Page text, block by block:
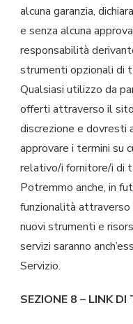
alcuna garanzia,
e senza alcuna
responsabilità
strumenti opzionali di
Qualsiasi utilizzo da
offerti attraverso il
discrezione e dovresti
approvare i termini su
relativo/i fornitore/i di
Potremmo anche, in
funzionalità
nuovi strumenti e
servizi saranno
Servizio.
SEZIONE 8 – LINK DI